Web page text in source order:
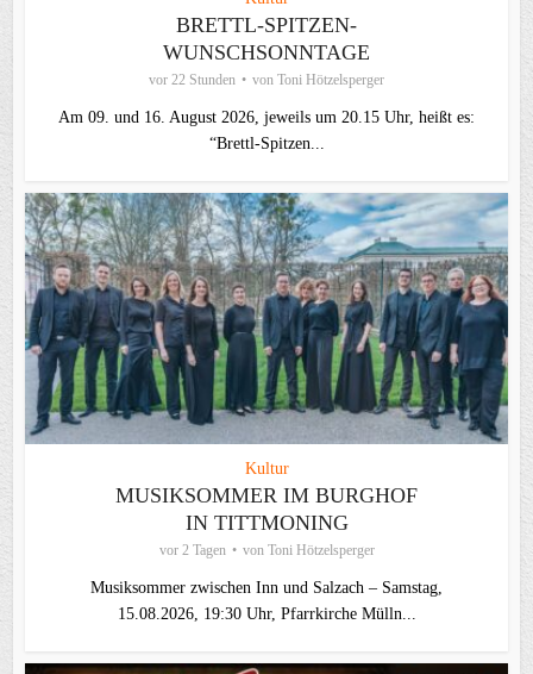
BRETTL-SPITZEN-
WUNSCHSONNTAGE
vor 22 Stunden von Toni Hötzelsperger
Am 09. und 16. August 2026, jeweils um 20.15 Uhr, heißt es:
“Brettl-Spitzen...
Kultur
MUSIKSOMMER IM BURGHOF
IN TITTMONING
vor 2 Tagen von Toni Hötzelsperger
Musiksommer zwischen Inn und Salzach – Samstag,
15.08.2026, 19:30 Uhr, Pfarrkirche Mülln...